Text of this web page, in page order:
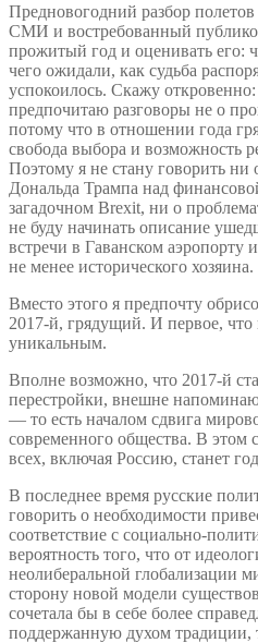
Предновогодний разбор
СМИ и востребованный
прожитый год и оценивать его:
чего ожидали, как судьба
успокоилось. Скажу
предпочитаю разговоры не о
потому что в отношении года
свобода выбора и возможность
Поэтому я не стану говорить ни
Дональда Трампа над
загадочном Brexit, ни о
не буду начинать описание
встречи в Гаванском аэропорту
не менее исторического хозяина.
Вместо этого я предпочту
2017-й, грядущий. И первое, что
уникальным.
Вполне возможно, что 2017-й
перестройки, внешне
— то есть началом сдвига
современного общества. В этом
всех, включая Россию, станет
В последнее время русские
говорить о необходимости
соответствие с социально-
вероятность того, что от
неолиберальной глобализации
сторону новой модели
сочетала бы в себе более
поддержанную духом традиции,